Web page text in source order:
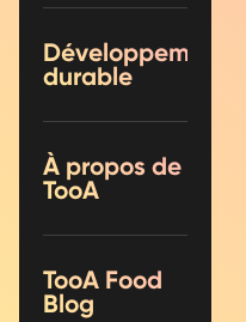
Développement
durable
À propos de
TooA
TooA Food
Blog